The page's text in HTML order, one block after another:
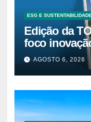
ESG E SUSTENTABILIDADE
Edição da
foco
AGOSTO 6, 2026